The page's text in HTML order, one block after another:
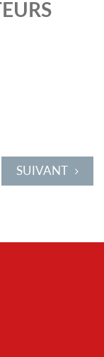
SUIVANT